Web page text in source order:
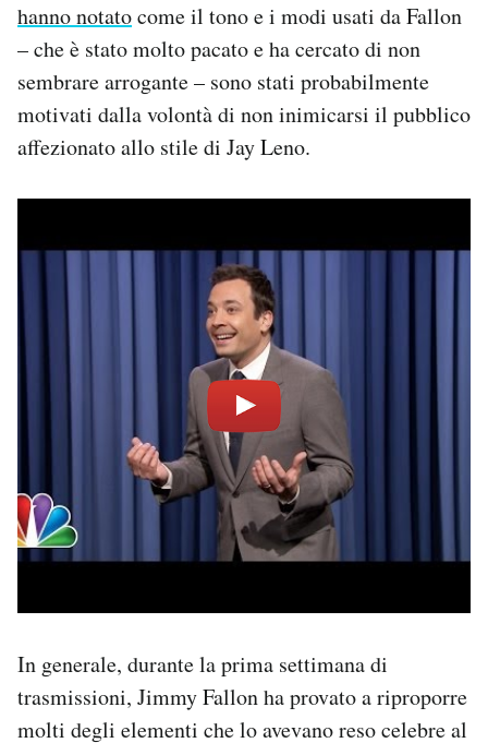
hanno notatocome il tono e i modi usati da Fallon
– che è stato molto pacato e ha cercato di non
sembrare arrogante – sono stati probabilmente
motivati dalla volontà di non inimicarsi il pubblico
affezionato allo stile di Jay Leno.
In generale, durante la prima settimana di
trasmissioni, Jimmy Fallon ha provato a riproporre
molti degli elementi che lo avevano reso celebre al